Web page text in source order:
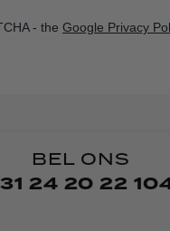
- the Google Privacy
BEL ONS
24 20 22